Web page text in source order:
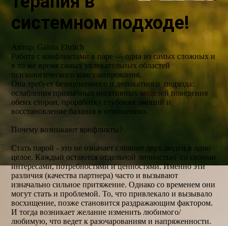
системном подходе!
Автор: Galina Ehrlich
Работа с конфликтами в паре — одна из самых сложных и
в то же время самых увлекательных областей
психологического консультирования.
Она требует безоценочного и деликатного подхода:
ослабления привычных негативных моделей поведения
обеих сторон, проработку глубоких эмоций и
восстановление баланса в отношениях.
Почему возникают конфликты?
Стать парой - это не означает слияние двух людей в одно
целое. Каждый остаются отдельной личностью со своими
интересами, потребностями и ценностями. Именно эти
различия (качества партнера) часто и вызывают
изначально сильное притяжение. Однако со временем они
могут стать и проблемой. То, что привлекало и вызывало
восхищение, позже становится раздражающим фактором.
И тогда возникает желание изменить любимого/
любимую, что ведет к разочарованиям и напряженности.